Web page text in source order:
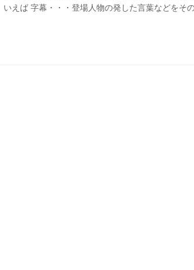
いえば 字幕・・・登場人物の発した言葉などをそ